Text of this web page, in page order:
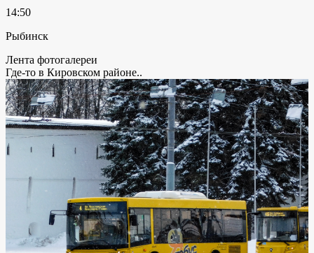
14:50
Рыбинск
Лента фотогалереи
Где-то в Кировском районе..